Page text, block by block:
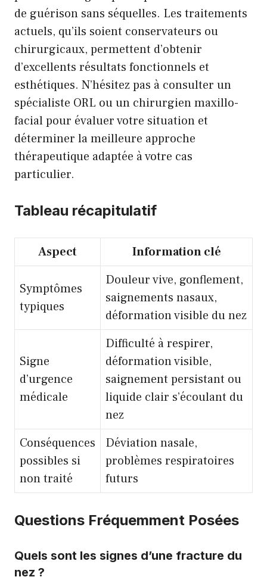
de guérison sans séquelles. Les traitements
actuels, qu’ils soient conservateurs ou
chirurgicaux, permettent d’obtenir
d’excellents résultats fonctionnels et
esthétiques. N’hésitez pas à consulter un
spécialiste ORL ou un chirurgien maxillo-
facial pour évaluer votre situation et
déterminer la meilleure approche
thérapeutique adaptée à votre cas
particulier.
Tableau récapitulatif
Aspect Information clé
Symptômes
typiques
Douleur vive, gonflement,
saignements nasaux,
déformation visible du nez
Signe
d’urgence
médicale
Difficulté à respirer,
déformation visible,
saignement persistant ou
liquide clair s’écoulant du
nez
Conséquences
possibles si
non traité
Déviation nasale,
problèmes respiratoires
futurs
Questions Fréquemment Posées
Quels sont les signes d’une fracture du
nez ?